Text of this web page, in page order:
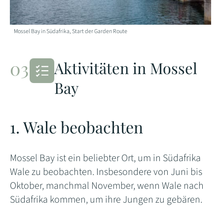
Mossel Bay in Südafrika, Start der Garden Route
Aktivitäten in Mossel
Bay
1. Wale beobachten
Mossel Bay ist ein beliebter Ort, um in Südafrika
Wale zu beobachten. Insbesondere von Juni bis
Oktober, manchmal November, wenn Wale nach
Südafrika kommen, um ihre Jungen zu gebären.